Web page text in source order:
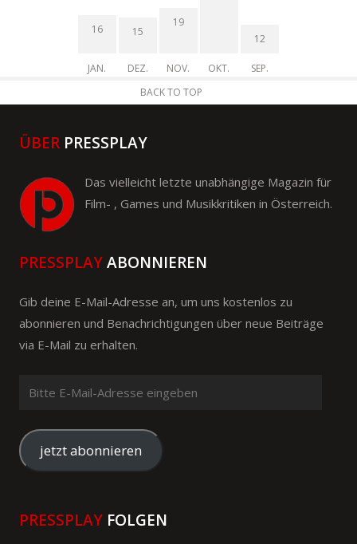
16
JAN.
15
DEZ.
19
NOV. OKT.
12
SEP.
BACK TO TOP
ÜBER PRESSPLAY
Das vielleicht letzte unabhängige Magazin für
Film- , Games und Musikkritiken in Österreich.
PRESSPLAYABONNIEREN
Gib deine E-Mail-Adresse an, um uns kostenlos zu
abonnieren und Benachrichtigungen über neue Beiträge
via E-Mail zu erhalten.
Mail-
Adresse
eingeben
jetzt abonnieren
PRESSPLAY FOLGEN